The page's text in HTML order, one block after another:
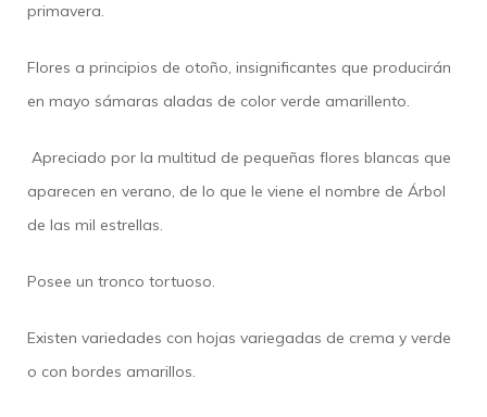
primavera.
Flores a principios de otoño, insignificantes que producirán
en mayo sámaras aladas de color verde amarillento.
Apreciado por la multitud de pequeñas flores blancas que
aparecen en verano, de lo que le viene el nombre de Árbol
de las mil estrellas.
Posee un tronco tortuoso.
Existen variedades con hojas variegadas de crema y verde
o con bordes amarillos.